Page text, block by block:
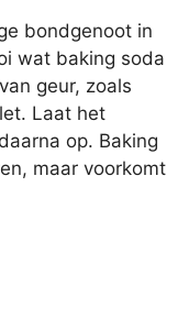
bondgenoot in
wat baking soda
geur, zoals
Laat het
op. Baking
maar voorkomt